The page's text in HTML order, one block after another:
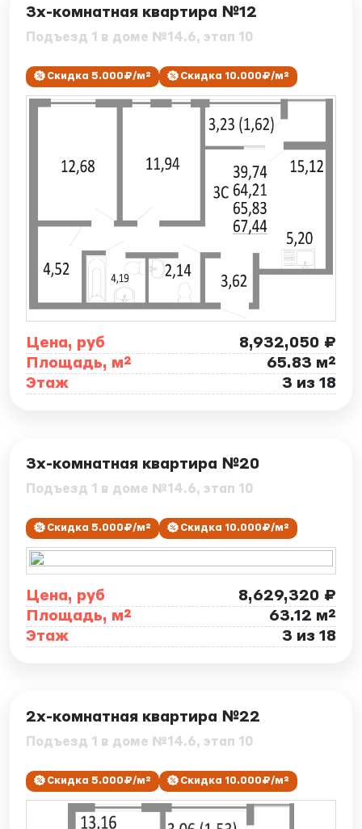
3х-комнатная квартира №12
Подъезд 1 в доме №14.6, этап 10
Скидка 5.000₽/м² Скидка 10.000₽/м²
Цена, руб
8,932,050 ₽
Площадь, м²
65.83 м²
Этаж
3 из 18
3х-комнатная квартира №20
Подъезд 1 в доме №14.6, этап 10
Скидка 5.000₽/м² Скидка 10.000₽/м²
Цена, руб
8,629,320 ₽
Площадь, м²
63.12 м²
Этаж
3 из 18
2х-комнатная квартира №22
Подъезд 1 в доме №14.6, этап 10
Скидка 5.000₽/м² Скидка 10.000₽/м²